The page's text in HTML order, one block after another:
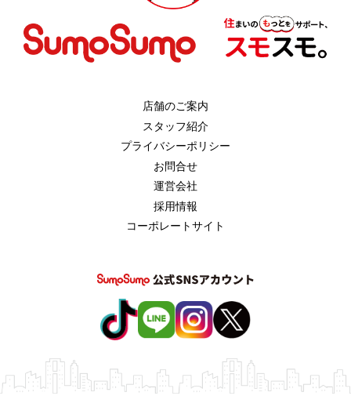
店舗のご案内
スタッフ紹介
プライバシーポリシー
お問合せ
運営会社
採用情報
コーポレートサイト